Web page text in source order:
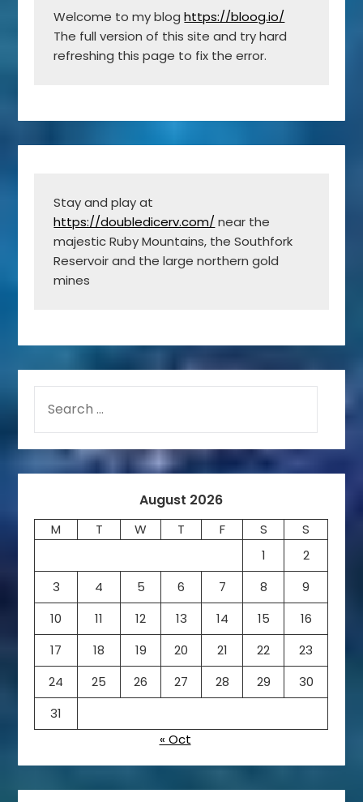
Welcome to my blog https://bloog.io/
The full version of this site and try hard
refreshing this page to fix the error.
https://doubledicerv.com/ near the
majestic Ruby Mountains, the Southfork
Reservoir and the large northern gold
mines
August 2026
M T W T F S
S
1
2
3
4 5 6 7 8
9
10
11 12 13 14 15
16
17
18 19 20 21 22
23
24
25 26 27 28 29
30
31
« Oct